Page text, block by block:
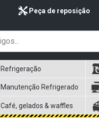
Peça de reposição
Refrigeração
Manutenção Refrigerado
Café, gelados & waffles